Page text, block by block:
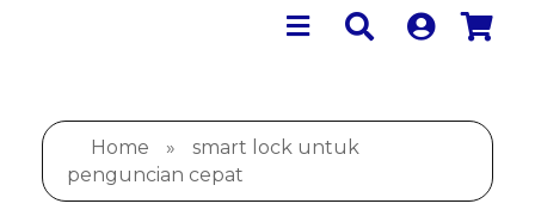
Home »
smart lock untuk
penguncian cepat